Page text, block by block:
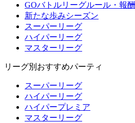
GOバトルリーグルール・報酬
新たな歩みシーズン
スーパーリーグ
ハイパーリーグ
マスターリーグ
リーグ別おすすめパーティ
スーパーリーグ
ハイパーリーグ
ハイパープレミア
マスターリーグ